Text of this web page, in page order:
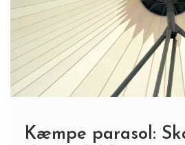
Kæmpe parasol: